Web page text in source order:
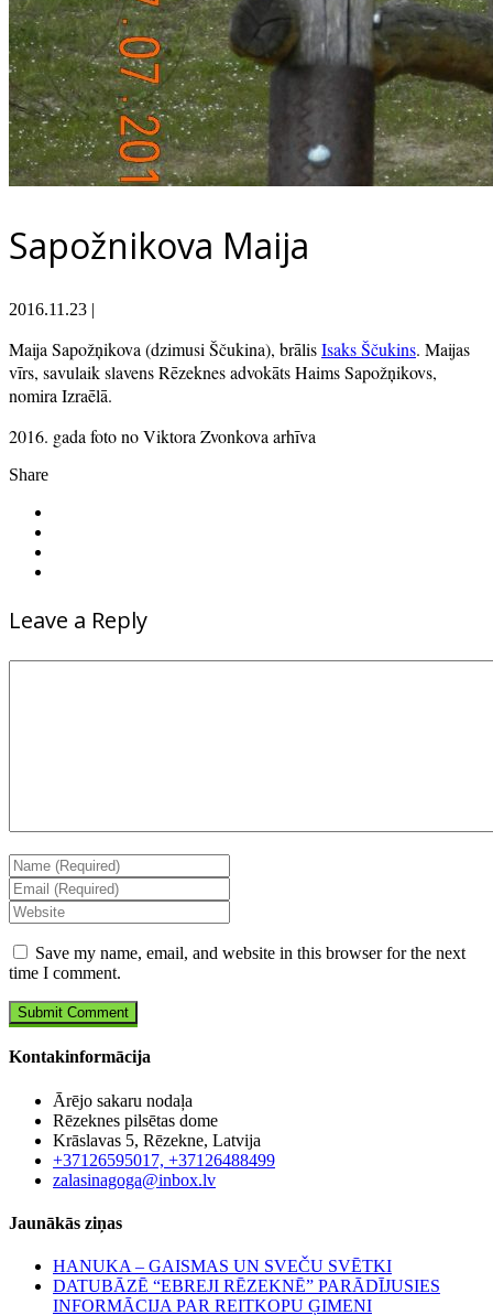
Sapožnikova Maija
2016.11.23 |
Maija Sapožņikova (dzimusi Ščukina), brālisIsaks Ščukins. Maijas
vīrs, savulaik slavens Rēzeknes advokāts Haims Sapožņikovs,
nomira Izraēlā.
2016. gada foto no Viktora Zvonkova arhīva
Share
Leave a Reply
Save my name, email, and website in this browser for the next
time I comment.
Kontakinformācija
Ārējo sakaru nodaļa
Rēzeknes pilsētas dome
Krāslavas 5, Rēzekne, Latvija
+37126595017, +37126488499
zalasinagoga@inbox.lv
Jaunākās ziņas
HANUKA – GAISMAS UN SVEČU SVĒTKI
DATUBĀZĒ “EBREJI RĒZEKNĒ” PARĀDĪJUSIES
INFORMĀCIJA PAR REITKOPU ĢIMENI